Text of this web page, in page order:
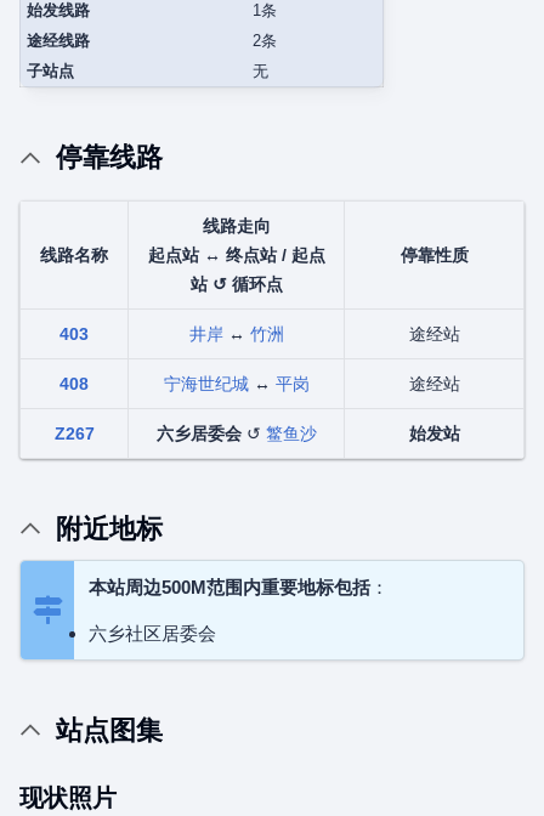
始发线路
1条
途经线路
2条
子站点
无
停靠线路
线路名称
线路走向
起点站 ↔ 终点站 / 起点
站 ↺ 循环点
停靠性质
403 井岸↔ 竹洲 途经站
408 宁海世纪城↔ 平岗 途经站
Z267 六乡居委会↺ 鳘鱼沙 始发站
附近地标
本站周边500M范围内重要地标包括：
六乡社区居委会
站点图集
现状照片